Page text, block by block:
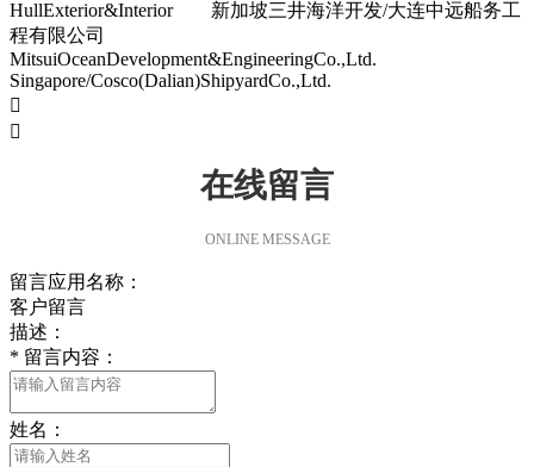
HullExterior&Interior 新加坡三井海洋开发/大连中远船务工
程有限公司
MitsuiOceanDevelopment&EngineeringCo.,Ltd.
Singapore/Cosco(Dalian)ShipyardCo.,Ltd.


在线留言
ONLINE MESSAGE
留言应用名称：
客户留言
描述：
* 留言内容：
姓名：